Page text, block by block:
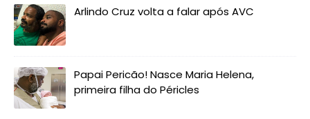
Arlindo Cruz volta a falar após AVC
Papai Pericão! Nasce Maria Helena,
primeira filha do Péricles